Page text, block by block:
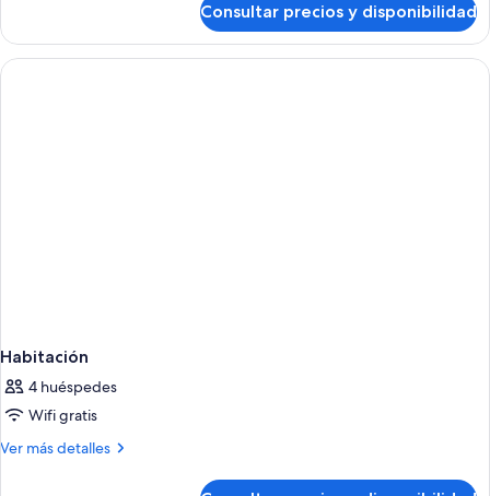
junior,
terraza
Consultar precios y disponibilidad
Habitación
4 huéspedes
Wifi gratis
Ver más detalles
Más